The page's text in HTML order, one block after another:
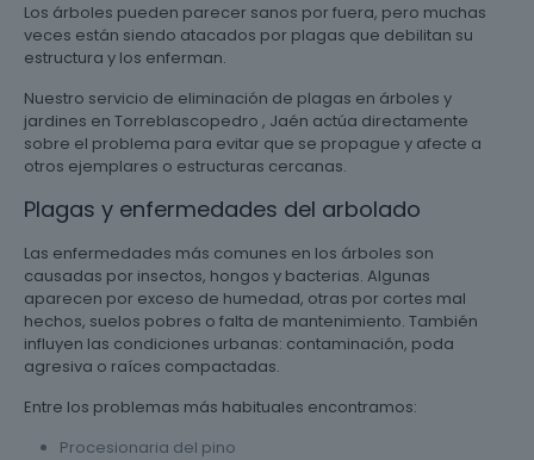
Los árboles pueden parecer sanos por fuera, pero muchas
veces están siendo atacados por plagas que debilitan su
estructura y los enferman.
Nuestro servicio de eliminación de plagas en árboles y
jardines en Torreblascopedro , Jaén actúa directamente
sobre el problema para evitar que se propague y afecte a
otros ejemplares o estructuras cercanas.
Plagas y enfermedades del arbolado
Las enfermedades más comunes en los árboles son
causadas por insectos, hongos y bacterias. Algunas
aparecen por exceso de humedad, otras por cortes mal
hechos, suelos pobres o falta de mantenimiento. También
influyen las condiciones urbanas: contaminación, poda
agresiva o raíces compactadas.
Entre los problemas más habituales encontramos:
Procesionaria del pino